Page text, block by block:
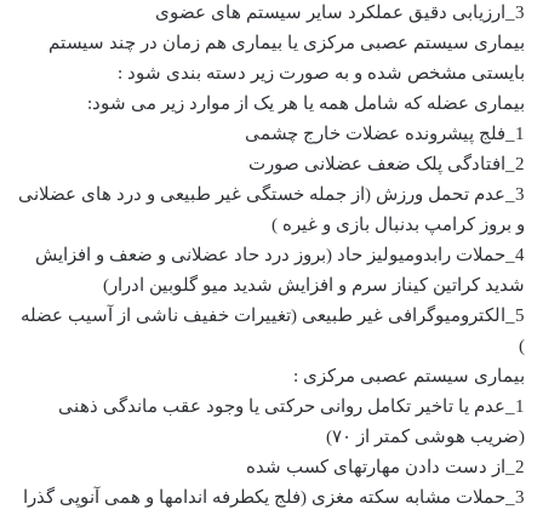
3_ارزیابی دقیق عملکرد سایر سیستم های عضوی
بیماری سیستم عصبی مرکزی یا بیماری هم زمان در چند سیستم
بایستی مشخص شده و به صورت زیر دسته بندی شود :
بیماری عضله که شامل همه یا هر یک از موارد زیر می شود:
1_فلج پیشرونده عضلات خارج چشمی
2_افتادگی پلک ضعف عضلانی صورت
3_عدم تحمل ورزش (از جمله خستگی غیر طبیعی و درد های عضلانی
و بروز کرامپ بدنبال بازی و غیره )
4_حملات رابدومیولیز حاد (بروز درد حاد عضلانی و ضعف و افزایش
شدید کراتین کیناز سرم و افزایش شدید میو گلوبین ادرار)
5_الکترومیوگرافی غیر طبیعی (تغییرات خفیف ناشی از آسیب عضله
)
بیماری سیستم عصبی مرکزی :
1_عدم یا تاخیر تکامل روانی حرکتی یا وجود عقب ماندگی ذهنی
(ضریب هوشی کمتر از ۷۰)
2_از دست دادن مهارتهای کسب شده
3_حملات مشابه سکته مغزی (فلج یکطرفه اندامها و همی آنوپی گذرا